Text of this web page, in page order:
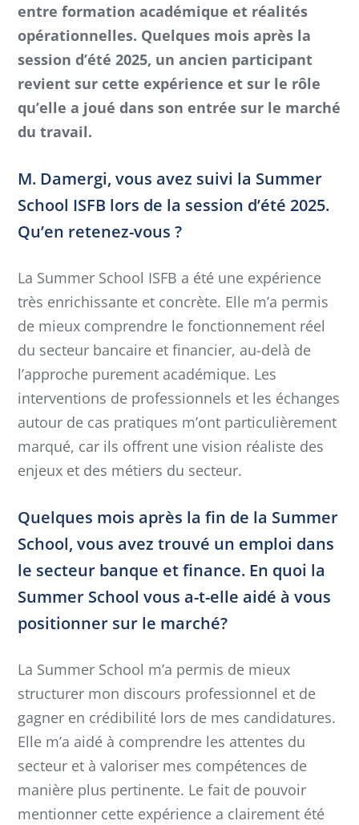
entre formation académique et réalités
opérationnelles. Quelques mois après la
session d’été 2025, un ancien participant
revient sur cette expérience et sur le rôle
qu’elle a joué dans son entrée sur le marché
du travail.
M. Damergi, vous avez suivi la Summer
School ISFB lors de la session d’été 2025.
Qu’en retenez-vous ?
La Summer School ISFB a été une expérience
très enrichissante et concrète. Elle m’a permis
de mieux comprendre le fonctionnement réel
du secteur bancaire et financier, au-delà de
l’approche purement académique. Les
interventions de professionnels et les échanges
autour de cas pratiques m’ont particulièrement
marqué, car ils offrent une vision réaliste des
enjeux et des métiers du secteur.
Quelques mois après la fin de la Summer
School, vous avez trouvé un emploi dans
le secteur banque et finance. En quoi la
Summer School vous a-t-elle aidé à vous
positionner sur le marché?
La Summer School m’a permis de mieux
structurer mon discours professionnel et de
gagner en crédibilité lors de mes candidatures.
Elle m’a aidé à comprendre les attentes du
secteur et à valoriser mes compétences de
manière plus pertinente. Le fait de pouvoir
mentionner cette expérience a clairement été